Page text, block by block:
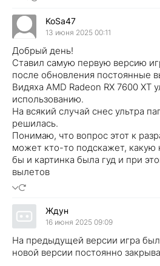
KoSa47
13 июня 2025 00:11
Добрый день!
Ставил самую первую версию
после обновления постоянные
Видяха AMD Radeon RX 7600 XT
использованию.
На всякий случай снес ультра
решилась.
Понимаю, что вопрос этот к
может кто-то подскажет, какую
бы и картинка была гуд и при
вылетов
Ждун
16 июня 2025 09:09
На предыдущей версии игра
новой версии постоянно